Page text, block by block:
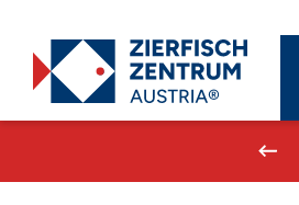
Zierfisch Aquarium